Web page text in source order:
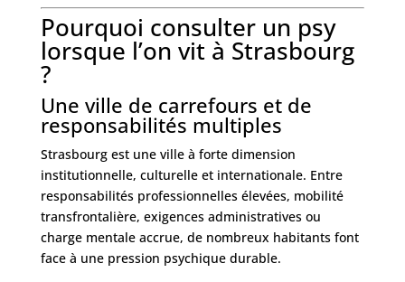
Pourquoi consulter un psy
lorsque l’on vit à Strasbourg
?
Une ville de carrefours et de
responsabilités multiples
Strasbourg est une ville à forte dimension
institutionnelle, culturelle et internationale. Entre
responsabilités professionnelles élevées, mobilité
transfrontalière, exigences administratives ou
charge mentale accrue, de nombreux habitants font
face à une pression psychique durable.